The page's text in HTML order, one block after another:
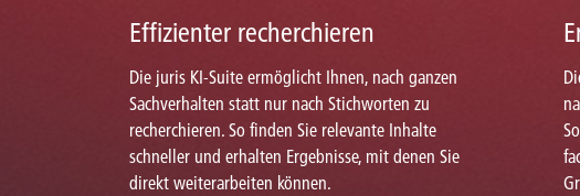
Effizienter recherchieren
Die juris KI-Suite ermöglicht Ihnen, nach ganzen
Sachverhalten statt nur nach Stichworten zu
recherchieren. So finden Sie relevante Inhalte
schneller und erhalten Ergebnisse, mit denen Sie
direkt weiterarbeiten können.